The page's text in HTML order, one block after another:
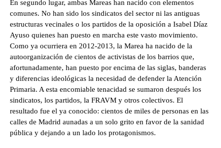
En segundo lugar, ambas Mareas han nacido con elementos
comunes. No han sido los sindicatos del sector ni las antiguas
estructuras vecinales o los partidos de la oposición a Isabel Díaz
Ayuso quienes han puesto en marcha este vasto movimiento.
Como ya ocurriera en 2012-2013, la Marea ha nacido de la
autoorganización de cientos de activistas de los barrios que,
afortunadamente, han puesto por encima de las siglas, banderas
y diferencias ideológicas la necesidad de defender la Atención
Primaria. A esta encomiable tenacidad se sumaron después los
sindicatos, los partidos, la FRAVM y otros colectivos. El
resultado fue el ya conocido: cientos de miles de personas en las
calles de Madrid aunadas a un solo grito en favor de la sanidad
pública y dejando a un lado los protagonismos.